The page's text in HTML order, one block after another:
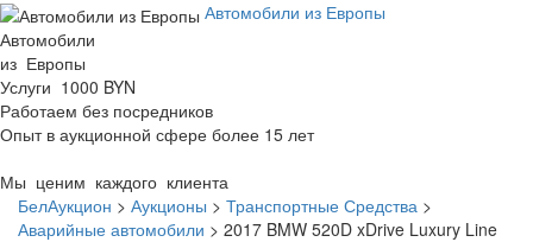
Автомобили из Европы
Автомобили
из Европы
Услуги 1000 BYN
Работаем без посредников
Опыт в аукционной сфере более 15 лет
Мы ценим каждого клиента
БелАукцион > Аукционы > Транспортные Средства >
Аварийные автомобили > 2017 BMW 520D xDrive Luxury Line